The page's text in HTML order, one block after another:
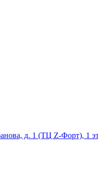
д. 1 (ТЦ Z-Форт), 1